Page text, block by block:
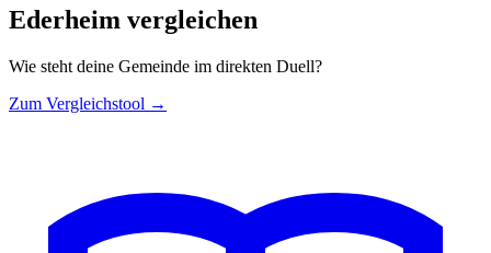
Ederheim vergleichen
Wie steht deine Gemeinde im direkten Duell?
Zum Vergleichstool →